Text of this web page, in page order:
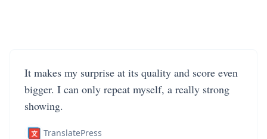
It makes my surprise at its quality and score even
bigger. I can only repeat myself, a really strong
showing.
TranslatePress